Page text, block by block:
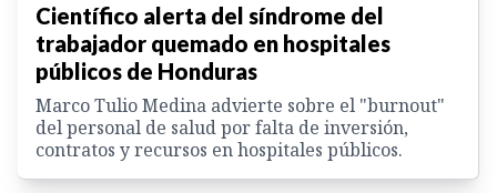
Científico alerta del síndrome del
trabajador quemado en hospitales
públicos de Honduras
Marco Tulio Medina advierte sobre el "burnout"
del personal de salud por falta de inversión,
contratos y recursos en hospitales públicos.